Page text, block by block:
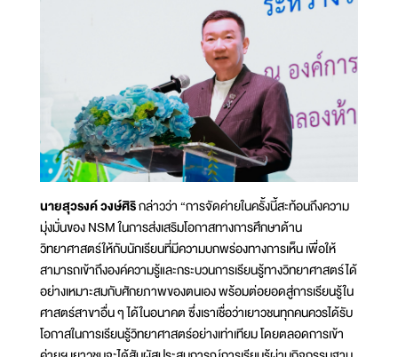
นายสุวรงค์ วงษ์ศิริกล่าวว่า “การจัดค่ายในครั้งนี้สะท้อนถึงความ
มุ่งมั่นของ NSM ในการส่งเสริมโอกาสทางการศึกษาด้าน
วิทยาศาสตร์ให้กับนักเรียนที่มีความบกพร่องทางการเห็น เพื่อให้
สามารถเข้าถึงองค์ความรู้และกระบวนการเรียนรู้ทางวิทยาศาสตร์ได้
อย่างเหมาะสมกับศักยภาพของตนเอง พร้อมต่อยอดสู่การเรียนรู้ใน
ศาสตร์สาขาอื่น ๆ ได้ในอนาคต ซึ่งเราเชื่อว่าเยาวชนทุกคนควรได้รับ
โอกาสในการเรียนรู้วิทยาศาสตร์อย่างเท่าเทียม โดยตลอดการเข้า